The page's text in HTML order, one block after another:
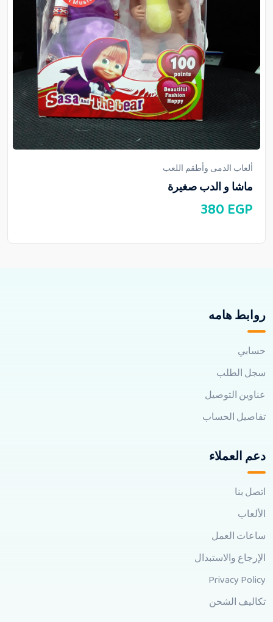
ألعاب الدمى وأطقم اللعب
ماشا و الدب صغيرة
380 EGP
روابط هامه
حسابي
سجل الطلب
عناوين التوصيل
تفاصيل الحساب
دعم العملاء
اتصل بنا
الألعاب
ساعات العمل
الإرجاع والاستبدال
Privacy Policy
تكاليف الشحن